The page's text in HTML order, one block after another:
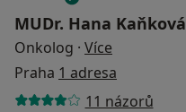
MUDr. Hana Kaňková
Onkolog · Více
Praha 1 adresa
11 názorů